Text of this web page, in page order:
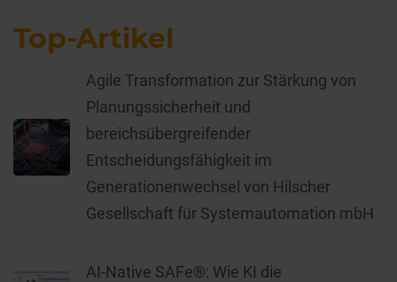
Top-Artikel
Agile Transformation zur Stärkung von
Planungssicherheit und
bereichsübergreifender
Entscheidungsfähigkeit im
Generationenwechsel von Hilscher
Gesellschaft für Systemautomation mbH
AI-Native SAFe®: Wie KI die